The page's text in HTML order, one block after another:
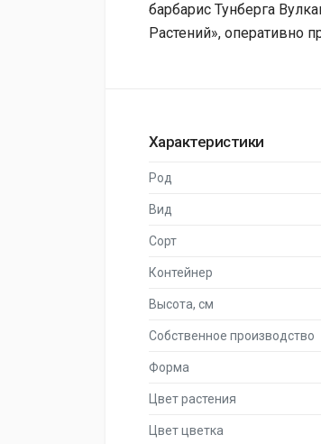
барбарис Тунберга
Растений», оперативно
Характеристики
Род
Вид
Сорт
Контейнер
Высота, см
Собственное производство
Форма
Цвет растения
Цвет цветка